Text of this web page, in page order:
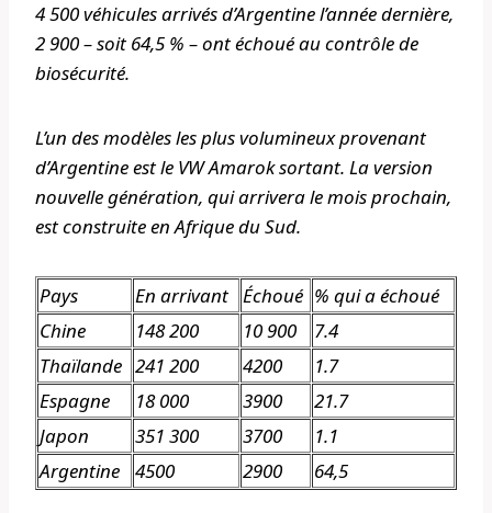
4 500 véhicules arrivés d’Argentine l’année dernière,
2 900 – soit 64,5 % – ont échoué au contrôle de
biosécurité.
L’un des modèles les plus volumineux provenant
d’Argentine est le VW Amarok sortant. La version
nouvelle génération, qui arrivera le mois prochain,
est construite en Afrique du Sud.
Pays En arrivant Échoué % qui a échoué
Chine
148 200 10 900
7.4
Thaïlande 241 200 4200
1.7
Espagne
18 000 3900
21.7
Japon
351 300 3700
1.1
Argentine
4500 2900 64,5